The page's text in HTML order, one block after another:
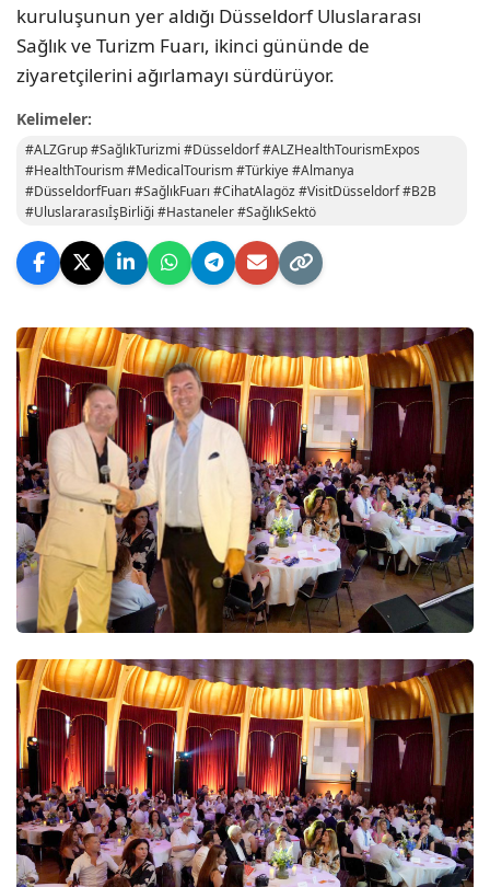
kuruluşunun yer aldığı Düsseldorf Uluslararası
Sağlık ve Turizm Fuarı, ikinci gününde de
ziyaretçilerini ağırlamayı sürdürüyor.
Kelimeler:
#ALZGrup #SağlıkTurizmi #Düsseldorf #ALZHealthTourismExpos
#HealthTourism #MedicalTourism #Türkiye #Almanya
#DüsseldorfFuarı #SağlıkFuarı #CihatAlagöz #VisitDüsseldorf #B2B
#UluslararasıİşBirliği #Hastaneler #SağlıkSektö